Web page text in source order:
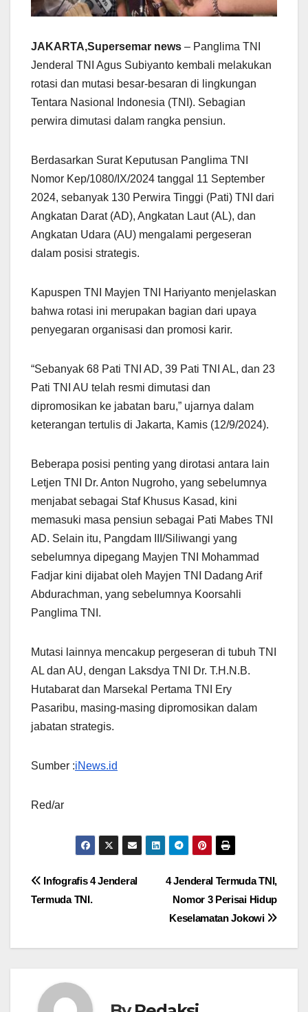
JAKARTA,Supersemar news – Panglima TNI
Jenderal TNI Agus Subiyanto kembali melakukan
rotasi dan mutasi besar-besaran di lingkungan
Tentara Nasional Indonesia (TNI). Sebagian
perwira dimutasi dalam rangka pensiun.
Berdasarkan Surat Keputusan Panglima TNI
Nomor Kep/1080/IX/2024 tanggal 11 September
2024, sebanyak 130 Perwira Tinggi (Pati) TNI dari
Angkatan Darat (AD), Angkatan Laut (AL), dan
Angkatan Udara (AU) mengalami pergeseran
dalam posisi strategis.
Kapuspen TNI Mayjen TNI Hariyanto menjelaskan
bahwa rotasi ini merupakan bagian dari upaya
penyegaran organisasi dan promosi karir.
“Sebanyak 68 Pati TNI AD, 39 Pati TNI AL, dan 23
Pati TNI AU telah resmi dimutasi dan
dipromosikan ke jabatan baru,” ujarnya dalam
keterangan tertulis di Jakarta, Kamis (12/9/2024).
Beberapa posisi penting yang dirotasi antara lain
Letjen TNI Dr. Anton Nugroho, yang sebelumnya
menjabat sebagai Staf Khusus Kasad, kini
memasuki masa pensiun sebagai Pati Mabes TNI
AD. Selain itu, Pangdam III/Siliwangi yang
sebelumnya dipegang Mayjen TNI Mohammad
Fadjar kini dijabat oleh Mayjen TNI Dadang Arif
Abdurachman, yang sebelumnya Koorsahli
Panglima TNI.
Mutasi lainnya mencakup pergeseran di tubuh TNI
AL dan AU, dengan Laksdya TNI Dr. T.H.N.B.
Hutabarat dan Marsekal Pertama TNI Ery
Pasaribu, masing-masing dipromosikan dalam
jabatan strategis.
Sumber :iNews.id
Red/ar
Navigasi
4 Jenderal Termuda TNI,
Nomor 3 Perisai Hidup
Keselamatan Jokowi
Infografis 4 Jenderal
Termuda TNI.